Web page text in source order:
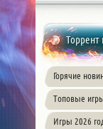
Торрент
Горячие
Топовые
Игры 2026